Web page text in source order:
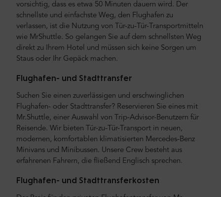
vorsichtig, dass es etwa 50 Minuten dauern wird. Der
schnellste und einfachste Weg, den Flughafen zu
verlassen, ist die Nutzung von Tür-zu-Tür-Transportmitteln
wie MrShuttle. So gelangen Sie auf dem schnellsten Weg
direkt zu Ihrem Hotel und müssen sich keine Sorgen um
Staus oder Ihr Gepäck machen.
Flughafen- und Stadttransfer
Suchen Sie einen zuverlässigen und erschwinglichen
Flughafen- oder Stadttransfer? Reservieren Sie eines mit
Mr.Shuttle, einer Auswahl von Trip-Advisor-Benutzern für
Reisende. Wir bieten Tür-zu-Tür-Transport in neuen,
modernen, komfortablen klimatisierten Mercedes-Benz
Minivans und Minibussen. Unsere Crew besteht aus
erfahrenen Fahrern, die fließend Englisch sprechen.
Flughafen- und Stadttransferkosten